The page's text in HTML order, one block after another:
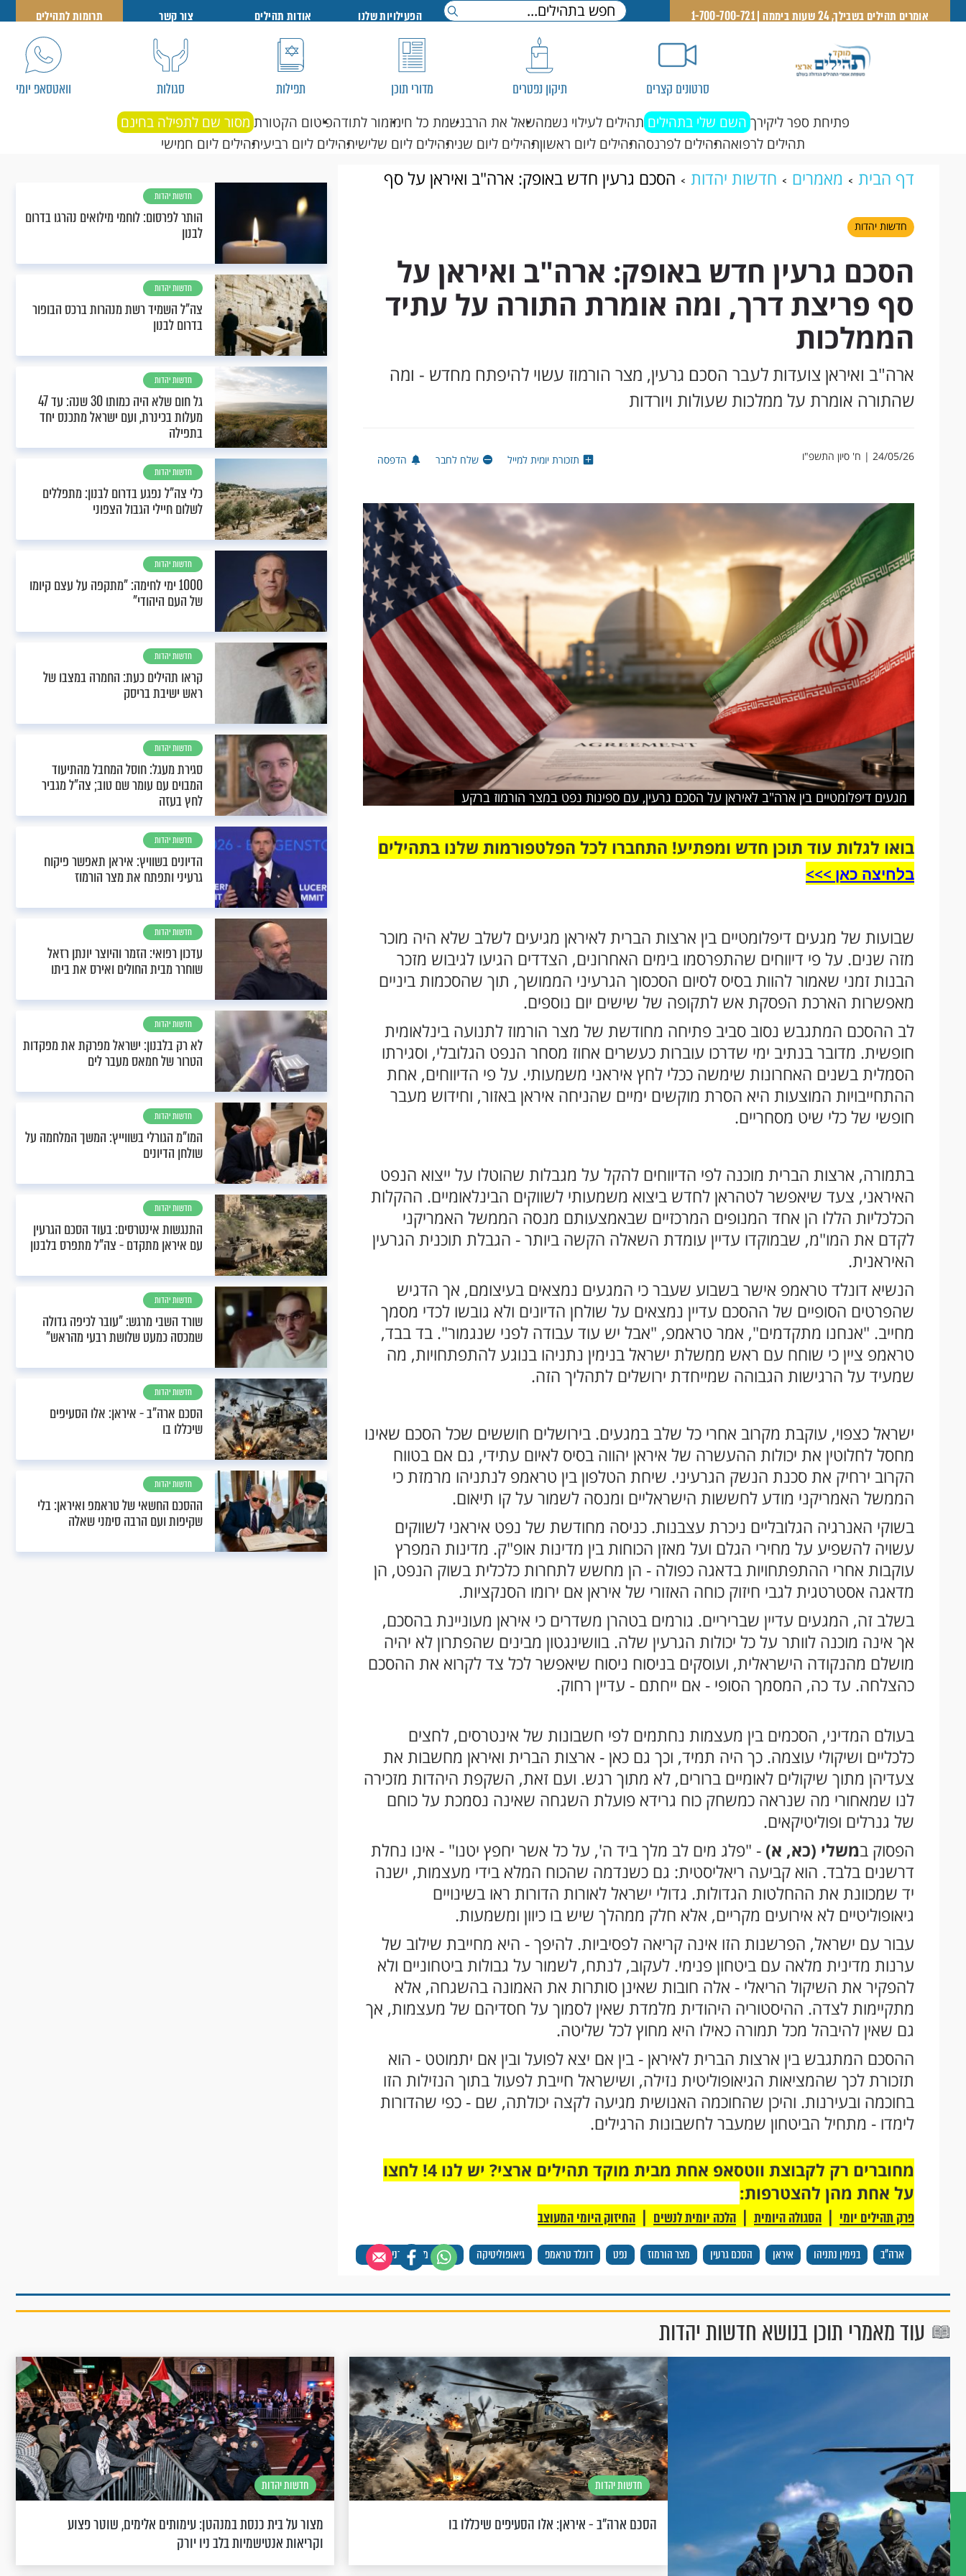
דברו
איתנו
אומרים תהילים בשבילך, 24 שעות ביממה | 1-700-700-721 הפעילויות שלנו אודות תהילים צור קשר תרומות לתהילים
סרטונים קצרים תיקון נפטרים מדורי תוכן תפילות סגולות וואטסאפ יומי
פתיחת ספר ליקירך השם שלי בתהילים תהילים לעילוי נשמהשאל את הרבנשמת כל חימזמור לתודהפיטום הקטורת מסור שם לתפילה בחינם
תהילים לרפואהתהילים לפרנסהתהילים ליום ראשוןתהילים ליום שניתהילים ליום שלישיתהילים ליום רביעיתהילים ליום חמישי
דף הבית מאמרים חדשות יהדות
הסכם גרעין חדש באופק: ארה"ב ואיראן על סף
פריצת דרך, ומה אומרת התורה על עתיד הממלכות
חדשות יהדות
הסכם גרעין חדש באופק: ארה"ב ואיראן על
סף פריצת דרך, ומה אומרת התורה על עתיד
הממלכות
ארה"ב ואיראן צועדות לעבר הסכם גרעין, מצר הורמוז עשוי להיפתח מחדש - ומה
שהתורה אומרת על ממלכות שעולות ויורדות
24/05/26 | ח' סיון התשפ"ו תזכורת יומית למייל שלח לחבר הדפסה
מגעים דיפלומטיים בין ארה"ב לאיראן על הסכם גרעין, עם ספינות נפט במצר הורמוז ברקע
בואו לגלות עוד תוכן חדש ומפתיע! התחברו לכל הפלטפורמות שלנו בתהילים
בלחיצה כאן >>>​
שבועות של מגעים דיפלומטיים בין ארצות הברית לאיראן מגיעים לשלב שלא היה מוכר
מזה שנים. על פי דיווחים שהתפרסמו בימים האחרונים, הצדדים הגיעו לגיבוש מזכר
הבנות זמני שאמור להוות בסיס לסיום הסכסוך הגרעיני הממושך, תוך שהסכמות ביניים
מאפשרות הארכת הפסקת אש לתקופה של שישים יום נוספים.
לב ההסכם המתגבש נסוב סביב פתיחה מחודשת של מצר הורמוז לתנועה בינלאומית
חופשית. מדובר בנתיב ימי שדרכו עוברות כעשרים אחוז מסחר הנפט הגלובלי, וסגירתו
הסמלית בשנים האחרונות שימשה ככלי לחץ איראני משמעותי. על פי הדיווחים, אחת
ההתחייבויות המוצעות היא הסרת מוקשים ימיים שהניחה איראן באזור, וחידוש מעבר
חופשי של כלי שיט מסחריים.
בתמורה, ארצות הברית מוכנה לפי הדיווחים להקל על מגבלות שהוטלו על ייצוא הנפט
האיראני, צעד שיאפשר לטהראן לחדש ביצוא משמעותי לשווקים הבינלאומיים. ההקלות
הכלכליות הללו הן אחד המנופים המרכזיים שבאמצעותם מנסה הממשל האמריקני
לקדם את המו"מ, שבמוקדו עדיין עומדת השאלה הקשה ביותר - הגבלת תוכנית הגרעין
האיראנית.
הנשיא דונלד טראמפ אישר בשבוע שעבר כי המגעים נמצאים בעיצומם, אך הדגיש
שהפרטים הסופיים של ההסכם עדיין נמצאים על שולחן הדיונים ולא גובשו לכדי מסמך
מחייב. "אנחנו מתקדמים", אמר טראמפ, "אבל יש עוד עבודה לפני שנגמור". בד בבד,
טראמפ ציין כי שוחח עם ראש ממשלת ישראל בנימין נתניהו בנוגע להתפתחויות, מה
שמעיד על הרגישות הגבוהה שמייחדת ירושלים לתהליך הזה.
ישראל כצפוי, עוקבת מקרוב אחרי כל שלב במגעים. בירושלים חוששים שכל הסכם שאינו
מחסל לחלוטין את יכולות ההעשרה של איראן יהווה בסיס לאיום עתידי, גם אם בטווח
הקרוב ירחיק את סכנת הנשק הגרעיני. שיחת הטלפון בין טראמפ לנתניהו מרמזת כי
הממשל האמריקני מודע לחששות הישראליים ומנסה לשמור על קו תיאום.
בשוקי האנרגיה הגלובליים ניכרת עצבנות. כניסה מחודשת של נפט איראני לשווקים
עשויה להשפיע על מחירי הגלם ועל מאזן הכוחות בין מדינות אופ"ק. מדינות המפרץ
עוקבות אחרי ההתפתחויות בדאגה כפולה - הן מחשש לתחרות כלכלית בשוק הנפט, הן
מדאגה אסטרטגית לגבי חיזוק כוחה האזורי של איראן אם ירומו הסנקציות.
בשלב זה, המגעים עדיין שבריריים. גורמים בטהרן משדרים כי איראן מעוניינת בהסכם,
אך אינה מוכנה לוותר על כל יכולות הגרעין שלה. בוושינגטון מבינים שהפתרון לא יהיה
מושלם מהנקודה הישראלית, ועוסקים בניסוח ניסוח שיאפשר לכל צד לקרוא את ההסכם
כהצלחה. עד כה, המסמך הסופי - אם ייחתם - עדיין רחוק.
בעולם המדיני, הסכמים בין מעצמות נחתמים לפי חשבונות של אינטרסים, לחצים
כלכליים ושיקולי עוצמה. כך היה תמיד, וכך גם כאן - ארצות הברית ואיראן מחשבות את
צעדיהן מתוך שיקולים לאומיים ברורים, לא מתוך רגש. ועם זאת, השקפת היהדות מזכירה
לנו שמאחורי מה שנראה כמשחק כוח גרידא פועלת השגחה שאינה נסמכת על כוחם
של גנרלים ופוליטיקאים.
הפסוק במשלי (כא, א) - "פלג מים לב מלך ביד ה', על כל אשר יחפץ יטנו" - אינו נחלת
דרשנים בלבד. הוא קביעה ריאליסטית: גם כשנדמה שהכוח המלא בידי מעצמות, ישנה
יד שמכוונת את ההחלטות הגדולות. גדולי ישראל לאורות הדורות ראו בשינויים
גיאופוליטיים לא אירועים מקריים, אלא חלק ממהלך שיש בו כיוון ומשמעות.
עבור עם ישראל, הפרשנות הזו אינה קריאה לפסיביות. להיפך - היא מחייבת שילוב של
ערנות מדינית מלאה עם ביטחון פנימי. לעקוב, לנתח, לשמור על גבולות ביטחוניים ולא
להפקיר את השיקול הריאלי - אלה חובות שאינן סותרות את האמונה בהשגחה, אלא
מתקיימות לצדה. ההיסטוריה היהודית מלמדת שאין לסמוך על חסדיהם של מעצמות, אך
גם שאין להיבהל מכל תמורה כאילו היא מחוץ לכל שליטה.
ההסכם המתגבש בין ארצות הברית לאיראן - בין אם יצא לפועל ובין אם יתמוטט - הוא
תזכורת לכך שהמציאות הגיאופוליטית נזילה, ושישראל חייבת לפעול בתוך הנזילות הזו
בחוכמה ובעירנות. והיכן שהחוכמה האנושית מגיעה לקצה יכולתה, שם - כפי שהדורות
לימדו - מתחיל הביטחון שמעבר לחשבונות הרגילים.
ארה"ב בנימין נתניהו איראן הסכם גרעין מצר הורמוז נפט דונלד טראמפ גיאופוליטיקה מבט תורני
מחוברים רק לקבוצת ווטסאפ אחת מבית מוקד תהילים ארצי? יש לנו 4! לחצו
על אחת מהן להצטרפות:
פרק תהילים יומי | הסגולה היומית | הלכה יומית לנשים | החיזוק היומי המעוצב
חדשות יהדות
הותר לפרסום: לוחמי מילואים נהרגו בדרום
לבנון
חדשות יהדות
צה"ל השמיד רשת מנהרות ברכס הבופור
בדרום לבנון
חדשות יהדות
גל חום שלא היה כמותו 30 שנה: עד 47
מעלות בכינרת, ועם ישראל מתכנס יחד
בתפילה
חדשות יהדות
כלי צה"ל נפגע בדרום לבנון: מתפללים
לשלום חיילי הגבול הצפוני
חדשות יהדות
1000 ימי לחימה: "מתקפה על עצם קיומו
של העם היהודי"
חדשות יהדות
קראו תהילים כעת: החמרה במצבו של
ראש ישיבת בריסק
חדשות יהדות
סגירת מעגל: חוסל המחבל מהתיעוד
המבוים עם עומר שם טוב; צה"ל מגביר
לחץ בעזה
חדשות יהדות
הדיונים בשוויץ: איראן תאפשר פיקוח
גרעיני ותפתח את מצר הורמוז
חדשות יהדות
עדכון רפואי: הזמר והיוצר יונתן רזאל
שוחרר מבית החולים ואירס את ביתו
חדשות יהדות
לא רק בלבנון: ישראל מפרקת את מפקדות
הטרור של חמאס מעבר לים
חדשות יהדות
המו"מ הגורלי בשווייץ: המשך המלחמה על
שולחן הדיונים
חדשות יהדות
התנגשות אינטרסים: בעוד הסכם הגרעין
עם איראן מתקדם - צה"ל מתפרס בלבנון
חדשות יהדות
שורד השבי מרגש: "עובר לכיפה גדולה
שמכסה כמעט שלושת רבעי מהראש"
חדשות יהדות
הסכם ארה"ב - איראן: אלו הסעיפים
שיכללו בו
חדשות יהדות
ההסכם החשאי של טראמפ ואיראן: בלי
שקיפות ועם הרבה סימני שאלה
עוד מאמרי תוכן בנושא חדשות יהדות
חדשות יהדות
הסכם ארה"ב - איראן: אלו הסעיפים שיכללו בו
חדשות יהדות
מצור על בית כנסת במנהטן: עימותים אלימים, שוטר פצוע
וקריאות אנטישמיות בלב ניו יורק